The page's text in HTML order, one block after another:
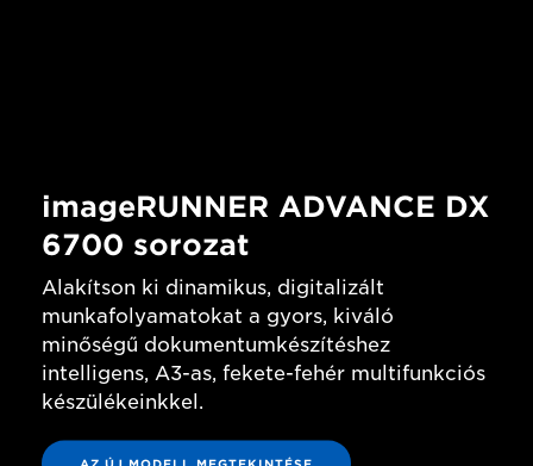
imageRUNNER ADVANCE DX
6700 sorozat
Alakítson ki dinamikus, digitalizált
munkafolyamatokat a gyors, kiváló
minőségű dokumentumkészítéshez
intelligens, A3-as, fekete-fehér multifunkciós
készülékeinkkel.
AZ ÚJ MODELL MEGTEKINTÉSE